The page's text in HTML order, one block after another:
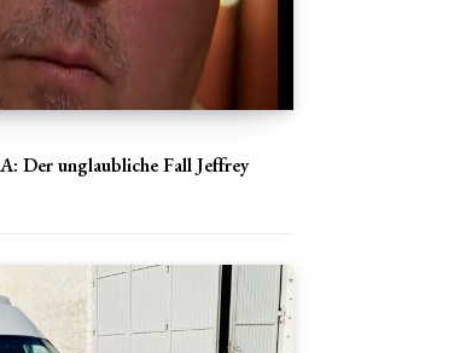
Der unglaubliche Fall Jeffrey